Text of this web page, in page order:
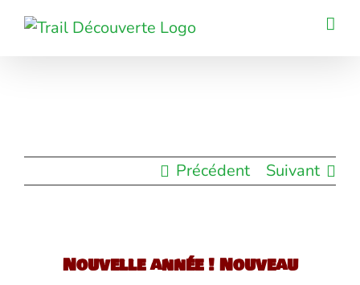
Passer
Précédent Suivant
Nouvelle année ! Nouveau